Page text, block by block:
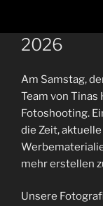
2026
Am Samstag,
Team von
Fotoshooting.
die Zeit,
mehr erstellen
Unsere